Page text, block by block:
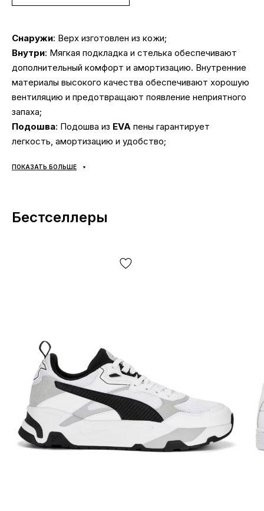
Снаружи: Верх изготовлен из кожи;
Внутри: Мягкая подкладка и стелька обеспечивают
дополнительный комфорт и амортизацию. Внутренние
материалы высокого качества обеспечивают хорошую
вентиляцию и предотвращают появление неприятного
запаха;
Подошва: Подошва из EVA пены гарантирует
легкость, амортизацию и удобство;
года в зависимости от погодных условий;
Все товары доставляются исключительно компанией
получении, после осмотра и примерки товара на
момента подтверждения заказа. Товар можно
обменять или вернуть. В случае, если что-то не
подошло — покупатель может абсолютно бесплатно
отказаться от посылки на отделении почты!
*В зависимости от настроек и качества работы
Вашего гаджета цвет товара, что изображен на фото,
ПОКАЗАТЬ БОЛЬШЕ
Бестселлеры